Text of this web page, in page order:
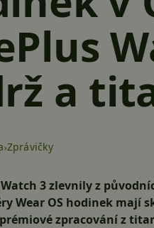
a
Zprávičky
3 zlevnily z
Wear OS hodinek mají
zpracování z